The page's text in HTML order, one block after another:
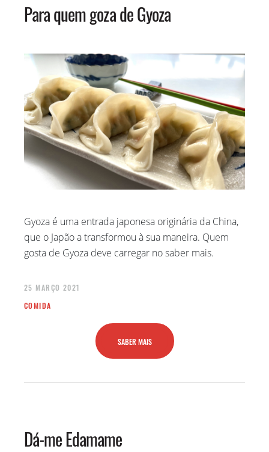
Para quem goza de Gyoza
Gyoza é uma entrada japonesa originária da China,
que o Japão a transformou à sua maneira. Quem
gosta de Gyoza deve carregar no saber mais.
25 MARÇO 2021
COMIDA
SABER MAIS
Dá-me Edamame